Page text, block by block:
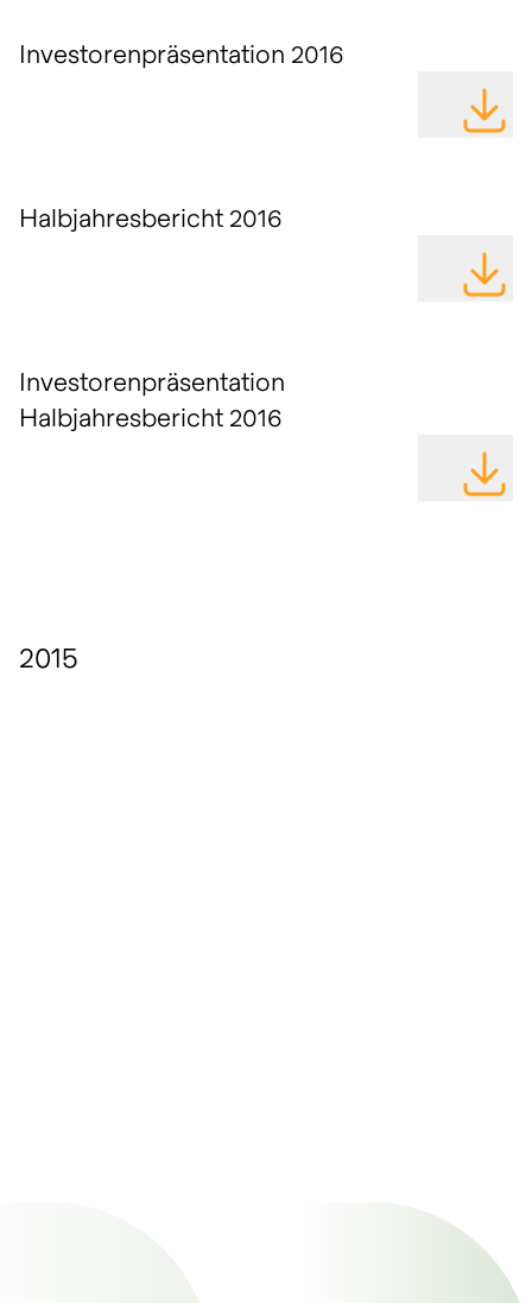
Investorenpräsentation 2016
DATEI
Halbjahresbericht 2016
DATEI
Investorenpräsentation
Halbjahresbericht 2016
DATEI
2015